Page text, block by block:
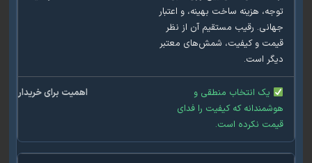
هزینه ساخت بهینه، و اعتبار
رقیب مستقیم آن از نظر
و کیفیت، شمش‌های معتبر
است.
یک انتخاب منطقی و
که کیفیت را فدای
نکرده است.